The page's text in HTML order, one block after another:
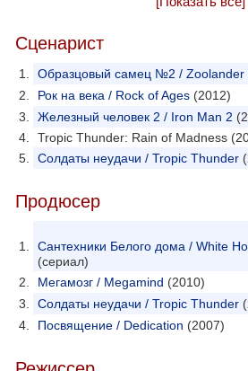
Сценарист
Образцовый самец №2 / Zoolander
Рок на века / Rock of Ages (2012)
Железный человек 2 / Iron Man 2
Tropic Thunder: Rain of Madness
Солдаты неудачи / Tropic Thunder
Продюсер
Сантехники Белого дома / White
(сериал)
Мегамозг / Megamind (2010)
Солдаты неудачи / Tropic Thunder
Посвящение / Dedication (2007)